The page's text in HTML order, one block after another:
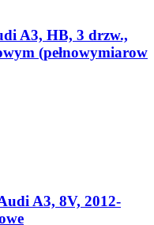
A3, HB, 3 drzw.,
(pełnowymiarow
A3, 8V, 2012-